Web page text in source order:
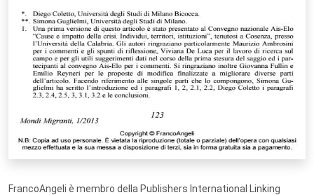
FrancoAngeli è membro della Publishers International Linking